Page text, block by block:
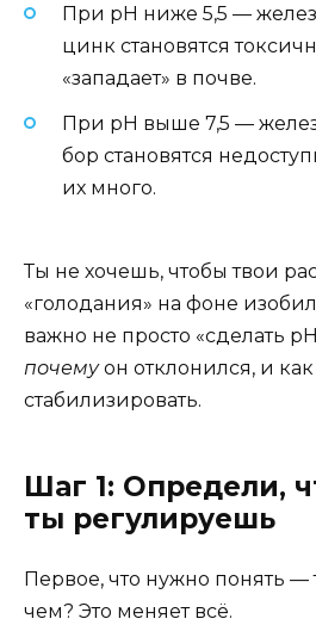
При pH ниже 5,5 —
цинк становятся
«западает» в почве.
При pH выше 7,5 —
бор становятся
их много.
Ты не хочешь, чтобы твои
«голодания» на фоне
важно не просто «сделать
почемуон отклонился, и как
стабилизировать.
Шаг 1: Определи,
ты регулируешь
Первое, что нужно понять —
чем? Это меняет всё.